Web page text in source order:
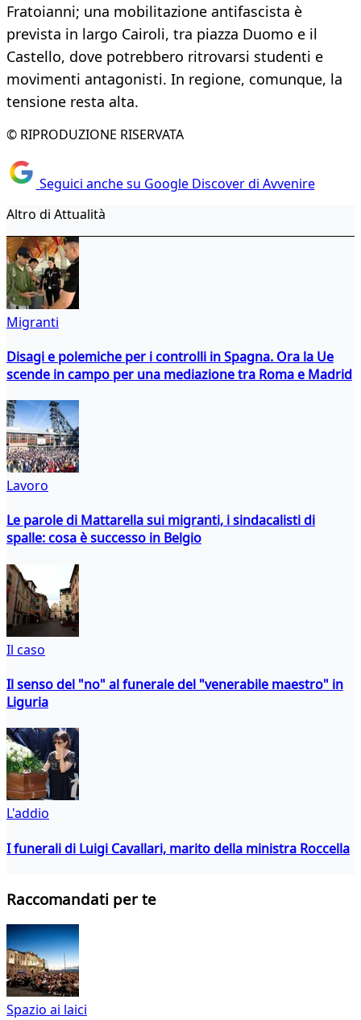
Fratoianni; una mobilitazione antifascista è
prevista in largo Cairoli, tra piazza Duomo e il
Castello, dove potrebbero ritrovarsi studenti e
movimenti antagonisti. In regione, comunque, la
tensione resta alta.
© RIPRODUZIONE RISERVATA
Seguici anche su Google Discover di Avvenire
Altro di Attualità
Migranti
Disagi e polemiche per i controlli in Spagna. Ora la Ue
scende in campo per una mediazione tra Roma e Madrid
Lavoro
Le parole di Mattarella sui migranti, i sindacalisti di
spalle: cosa è successo in Belgio
Il caso
Il senso del "no" al funerale del "venerabile maestro" in
Liguria
L'addio
I funerali di Luigi Cavallari, marito della ministra Roccella
Raccomandati per te
Spazio ai laici